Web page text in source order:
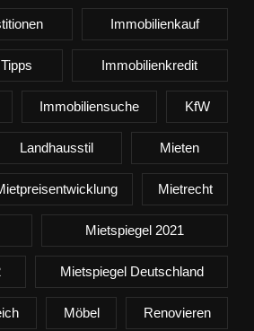
Immobilienkauf
Immobilienkredit
Immobiliensuche KfW
Landhausstil Mieten
Mietrecht
Mietspiegel 2021
Mietspiegel Deutschland
Möbel Renovieren